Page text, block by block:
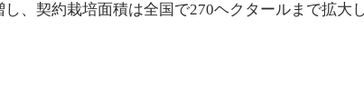
、契約栽培面積は全国で270ヘクタールまで拡大